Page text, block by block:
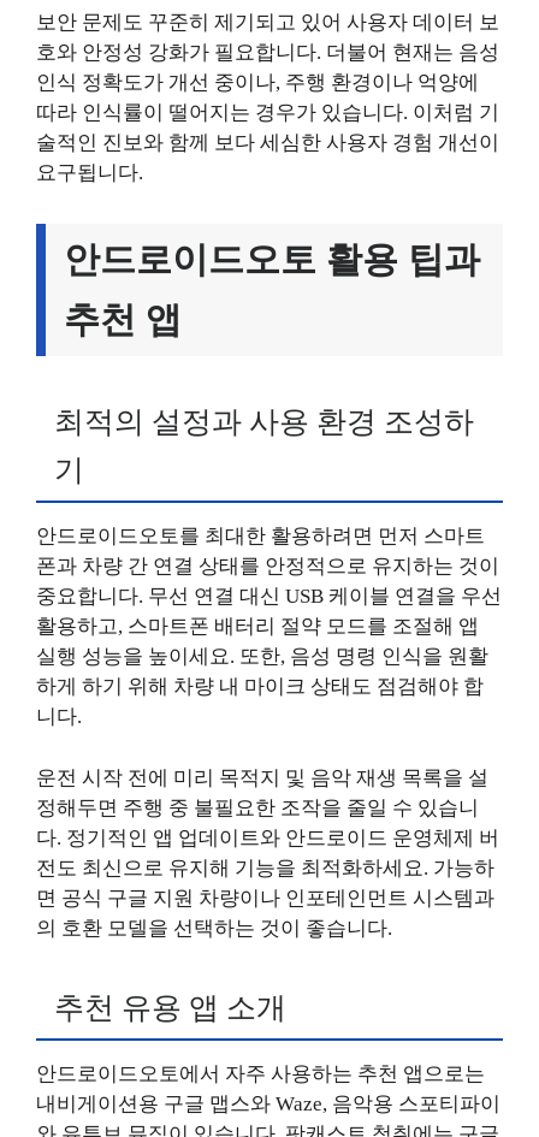
보안 문제도 꾸준히 제기되고 있어 사용자 데이터 보
호와 안정성 강화가 필요합니다. 더불어 현재는 음성
인식 정확도가 개선 중이나, 주행 환경이나 억양에
따라 인식률이 떨어지는 경우가 있습니다. 이처럼 기
술적인 진보와 함께 보다 세심한 사용자 경험 개선이
요구됩니다.
안드로이드오토 활용 팁과
추천 앱
최적의 설정과 사용 환경 조성하
기
안드로이드오토를 최대한 활용하려면 먼저 스마트
폰과 차량 간 연결 상태를 안정적으로 유지하는 것이
중요합니다. 무선 연결 대신 USB 케이블 연결을 우선
활용하고, 스마트폰 배터리 절약 모드를 조절해 앱
실행 성능을 높이세요. 또한, 음성 명령 인식을 원활
하게 하기 위해 차량 내 마이크 상태도 점검해야 합
니다.
운전 시작 전에 미리 목적지 및 음악 재생 목록을 설
정해두면 주행 중 불필요한 조작을 줄일 수 있습니
다. 정기적인 앱 업데이트와 안드로이드 운영체제 버
전도 최신으로 유지해 기능을 최적화하세요. 가능하
면 공식 구글 지원 차량이나 인포테인먼트 시스템과
의 호환 모델을 선택하는 것이 좋습니다.
추천 유용 앱 소개
안드로이드오토에서 자주 사용하는 추천 앱으로는
내비게이션용 구글 맵스와 Waze, 음악용 스포티파이